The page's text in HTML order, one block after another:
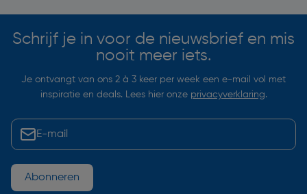
Schrijf je in voor de nieuwsbrief en mis
nooit meer iets.
Je ontvangt van ons 2 à 3 keer per week een e-mail vol met
inspiratie en deals. Lees hier onze privacyverklaring.
Abonneren